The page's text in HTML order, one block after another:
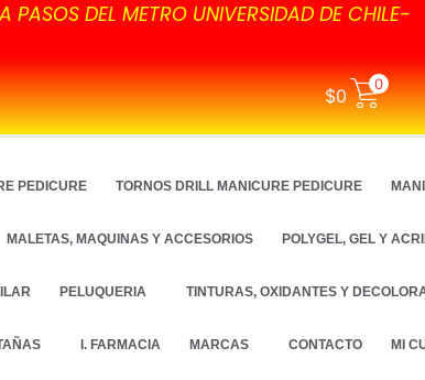
PASOS DEL METRO UNIVERSIDAD DE CHILE-
$0
0
PEDICURE TORNOS DRILL MANICURE PEDICURE
MALETAS, MAQUINAS Y ACCESORIOS POLYGEL, GEL Y
PELUQUERIA TINTURAS, OXIDANTES Y
I. FARMACIA MARCAS CONTACTO MI